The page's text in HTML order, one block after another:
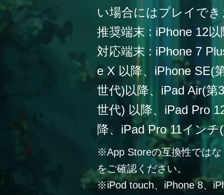
い場合にはプレイで
推奨端末 : iPhone 12以
対応端末 : iPhone 7
e X 以降、iPhone SE(
世代)以降、iPad Air(第
世代) 以降、iPad Pro
降、iPad Pro 11インチ
※App Storeの互換性では
をご確認ください。
※iPod touch、iPhone 8、